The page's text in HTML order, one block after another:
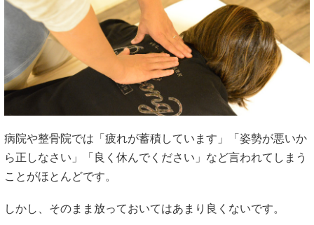
病院や整骨院では「疲れが蓄積しています」「姿勢が悪いか
ら正しなさい」「良く休んでください」など言われてしまう
ことがほとんどです。
しかし、そのまま放っておいてはあまり良くないです。